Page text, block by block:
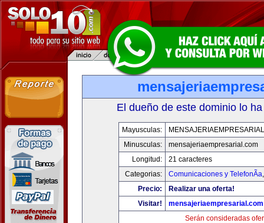
El dueño de este dominio lo
Mayusculas:
Minusculas:
mensajeriaempresarial.com
Longitud:
21 caracteres
Categorias:
Comunicaciones y TelefonÃ­a
Precio:
Realizar una oferta!
Visitar!
mensajeriaempresarial.com
Serán consideradas